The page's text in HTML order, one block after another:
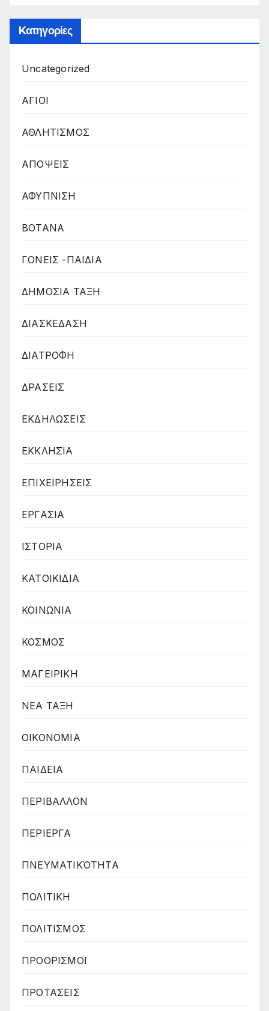
Kατηγορίες
Uncategorized
ΑΓΙΟΙ
ΑΘΛΗΤΙΣΜΟΣ
ΑΠΟΨΕΙΣ
ΑΦΥΠΝΙΣΗ
ΒΟΤΑΝΑ
ΓΟΝΕΙΣ -ΠΑΙΔΙΑ
ΔΗΜΟΣΙΑ ΤΑΞΗ
ΔΙΑΣΚΕΔΑΣΗ
ΔΙΑΤΡΟΦΗ
ΔΡΑΣΕΙΣ
ΕΚΔΗΛΩΣΕΙΣ
ΕΚΚΛΗΣΙΑ
ΕΠΙΧΕΙΡΗΣΕΙΣ
ΕΡΓΑΣΙΑ
ΙΣΤΟΡΙΑ
ΚΑΤΟΙΚΙΔΙΑ
ΚΟΙΝΩΝΙΑ
ΚΟΣΜΟΣ
ΜΑΓΕΙΡΙΚΗ
ΝΕΑ ΤΑΞΗ
ΟΙΚΟΝΟΜΙΑ
ΠΑΙΔΕΙΑ
ΠΕΡΙΒΑΛΛΟΝ
ΠΕΡΙΕΡΓΑ
ΠΝΕΥΜΑΤΙΚΌΤΗΤΑ
ΠΟΛΙΤΙΚΗ
ΠΟΛΙΤΙΣΜΟΣ
ΠΡΟΟΡΙΣΜΟΙ
ΠΡΟΤΑΣΕΙΣ